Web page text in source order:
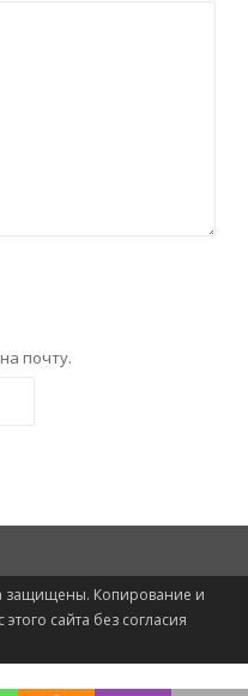
почту.
защищены. Копирование и
сайта без согласия